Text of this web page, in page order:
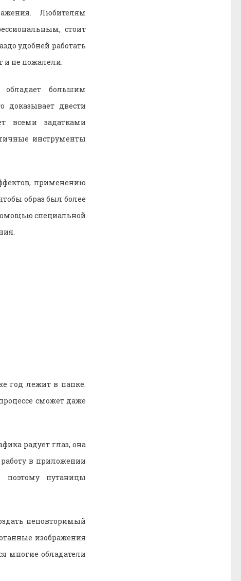
Любителям
стоит
удобней работать
и не пожалели.
большим
доказывает двести
всеми задатками
инструменты
применению
образ был более
специальной
год лежит в папке.
сможет даже
радует глаз, она
в приложении
поэтому путаницы
неповторимый
изображения
многие обладатели